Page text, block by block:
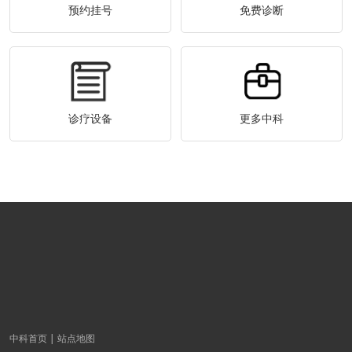
预约挂号 免费诊断
诊疗设备 更多中科
中科首页 站点地图